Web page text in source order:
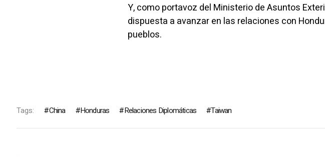
Y, como portavoz del Ministerio de Asuntos
dispuesta a avanzar en las relaciones con
pueblos.
Tags: China Honduras Relaciones Diplomáticas Taiwan